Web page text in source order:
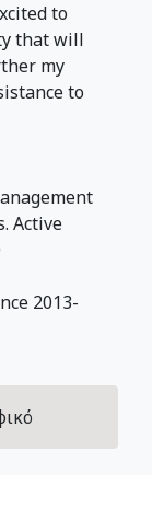
to
that will
my
to
Active
2013-